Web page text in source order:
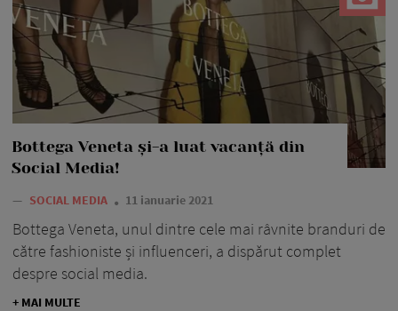
Bottega Veneta și-a luat vacanță din
Social Media!
— SOCIAL MEDIA 11 ianuarie 2021
Bottega Veneta, unul dintre cele mai râvnite branduri de
către fashioniste și influenceri, a dispărut complet
despre social media.
+ MAI MULTE